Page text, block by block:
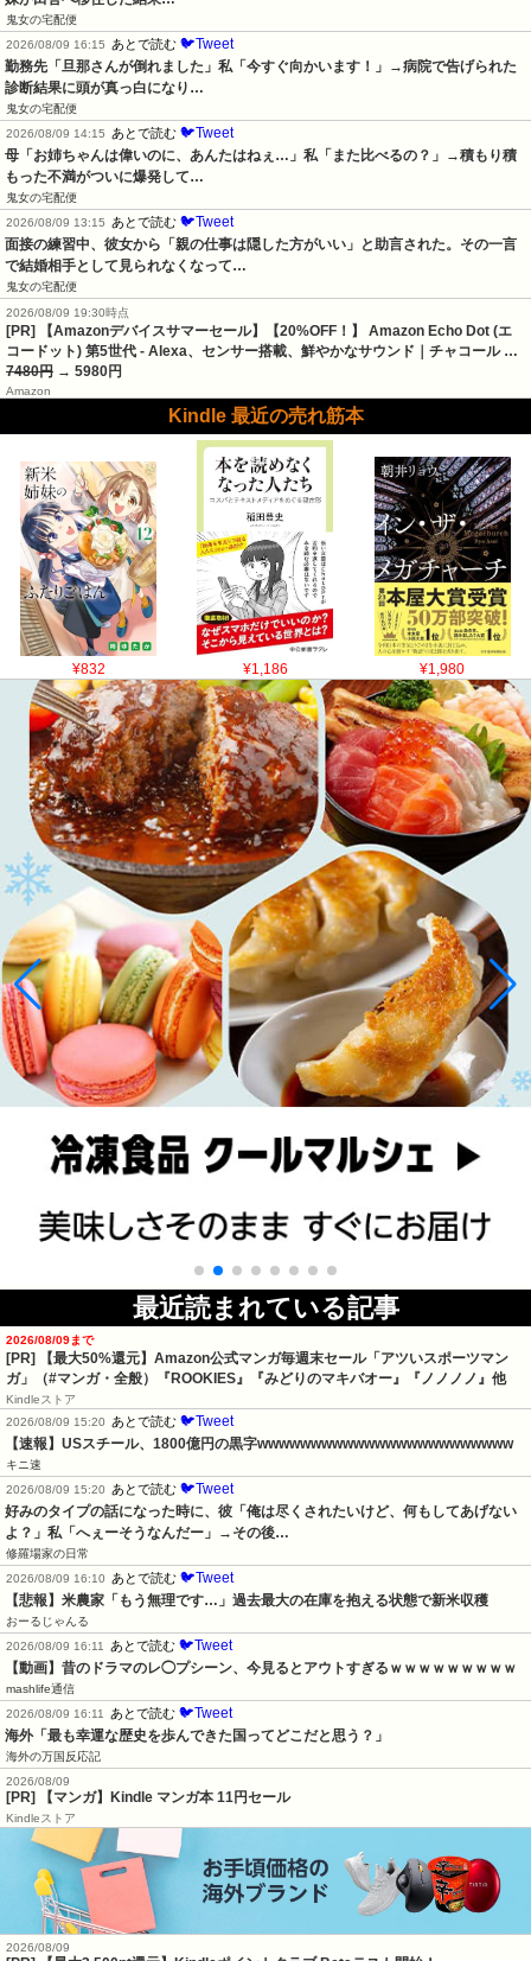
鬼女の宅配便
2026/08/09 16:15
あとで読む 🐦Tweet
勤務先「旦那さんが倒れました」私「今すぐ向かいます！」→病院で告げられた
診断結果に頭が真っ白になり…
鬼女の宅配便
2026/08/09 14:15
あとで読む 🐦Tweet
母「お姉ちゃんは偉いのに、あんたはねぇ…」私「また比べるの？」→積もり積
もった不満がついに爆発して…
鬼女の宅配便
2026/08/09 13:15
あとで読む 🐦Tweet
面接の練習中、彼女から「親の仕事は隠した方がいい」と助言された。その一言
で結婚相手として見られなくなって…
鬼女の宅配便
2026/08/09 19:30時点
[PR] 【Amazonデバイスサマーセール】【20%OFF！】 Amazon Echo Dot (エ
コードット) 第5世代 - Alexa、センサー搭載、鮮やかなサウンド｜チャコール …
7480円 → 5980円
Amazon
Kindle 最近の売れ筋本
¥832 ¥1,186 ¥1,980
最近読まれている記事
2026/08/09まで
[PR]
【最大50%還元】Amazon公式マンガ毎週末セール「アツいスポーツマン
ガ」（#マンガ・全般）『ROOKIES』『みどりのマキバオー』『ノノノノ』他
Kindleストア
2026/08/09 15:20
あとで読む 🐦Tweet
【速報】USスチール、1800億円の黒字wwwwwwwwwwwwwwwwwwwwwwww
キニ速
2026/08/09 15:20
あとで読む 🐦Tweet
好みのタイプの話になった時に、彼「俺は尽くされたいけど、何もしてあげない
よ？」私「へぇーそうなんだー」→その後…
修羅場家の日常
2026/08/09 16:10
あとで読む 🐦Tweet
【悲報】米農家「もう無理です…」過去最大の在庫を抱える状態で新米収穫
おーるじゃんる
2026/08/09 16:11
あとで読む 🐦Tweet
【動画】昔のドラマのレ◯プシーン、今見るとアウトすぎるｗｗｗｗｗｗｗｗｗ
mashlife通信
2026/08/09 16:11
あとで読む 🐦Tweet
海外「最も幸運な歴史を歩んできた国ってどこだと思う？」
海外の万国反応記
2026/08/09
[PR] 【マンガ】Kindle マンガ本 11円セール
Kindleストア
2026/08/09